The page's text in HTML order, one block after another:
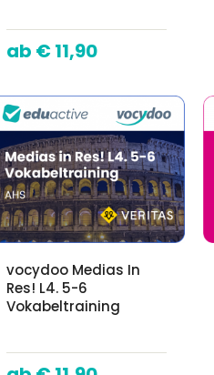
€ 11,90
vocydoo Medias In
Res! L4. 5-6
Vokabeltraining